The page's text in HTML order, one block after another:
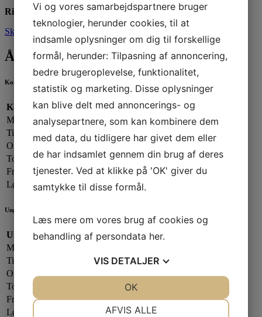
Ring til os:
66666100
Skriv til os
Åbningstider
Kontorets åbningstider
Kontorets åbningstider:
Mandag:
13.00 - 19.00
Tirsdag:
13.00 - 17.00
Onsdag:
09.00 - 13.00
Torsdag:
13.00 - 17.00
Fredag:
13.00 - 16.00
Lørdag - Søndag:
Lukket
Ungdomsafdelingen
Ungdomsafdelingen:
Mandag:
Tirsdag:
Onsdag:
Torsdag:
Fredag:
Lukket
Lørdag:
Vi og vores samarbejdspartnere bruger
teknologier, herunder cookies, til at
indsamle oplysninger om dig til forskellige
formål, herunder: Tilpasning af annoncering,
bedre brugeroplevelse, funktionalitet,
statistik og marketing. Disse oplysninger
kan blive delt med annoncerings- og
analysepartnere, som kan kombinere dem
med data, du tidligere har givet dem eller
de har indsamlet gennem din brug af deres
tjenester. Ved at klikke på 'OK' giver du
samtykke til disse formål.
Læs mere om vores brug af cookies og
behandling af persondata her.
VIS DETALJER
AFVIS ALLE
OK